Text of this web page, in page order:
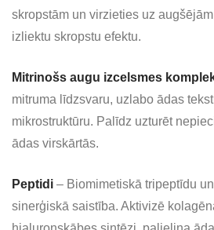
skropstām un virzieties uz
izliektu skropstu efektu.
Mitrinošs augu izcelsmes
mitruma līdzsvaru, uzlabo ādas
mikrostruktūru. Palīdz uzturēt
ādas virskārtās.
Peptidi – Biomimetiskā tripeptīdu
sinerģiskā saistība. Aktivizē